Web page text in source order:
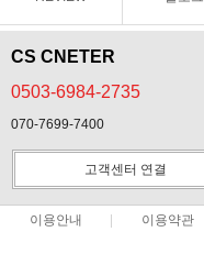
CS CNETER
0503-6984-2735
070-7699-7400
고객센터 연결
이용안내 이용약관